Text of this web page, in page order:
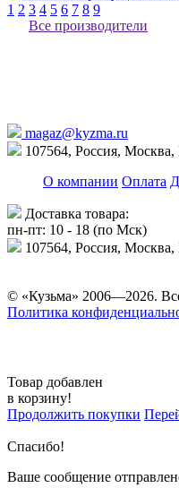
1 2 3 4 5 6 7 8 9
Все производители
magaz@kyzma.ru
107564, Россия,
О компании Оплата
Доставка товара:
пн-пт: 10 - 18 (по Мск)
107564, Россия,
© «Кузьма» 2006—2026.
Политика
Товар добавлен
в корзину!
Продолжить покупки
Спасибо!
Ваше сообщение